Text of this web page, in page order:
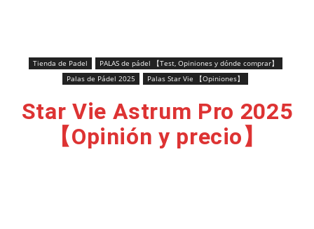
Tienda de Padel
PALAS de pádel 【Test, Opiniones y dónde comprar】
Palas de Pádel 2025
Palas Star Vie 【Opiniones】
Star Vie Astrum Pro 2025
【Opinión y precio】